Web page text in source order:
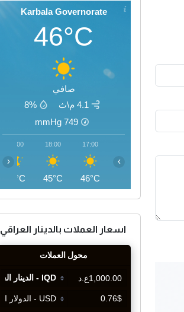
Karbala Governorate
46°C
صافي
4.1 م\ث
8%
749
mmHg
17:00
46°C
18:00
45°C
19:00
43°C
‹ ›
اسعار العملات بالدينار العراقي